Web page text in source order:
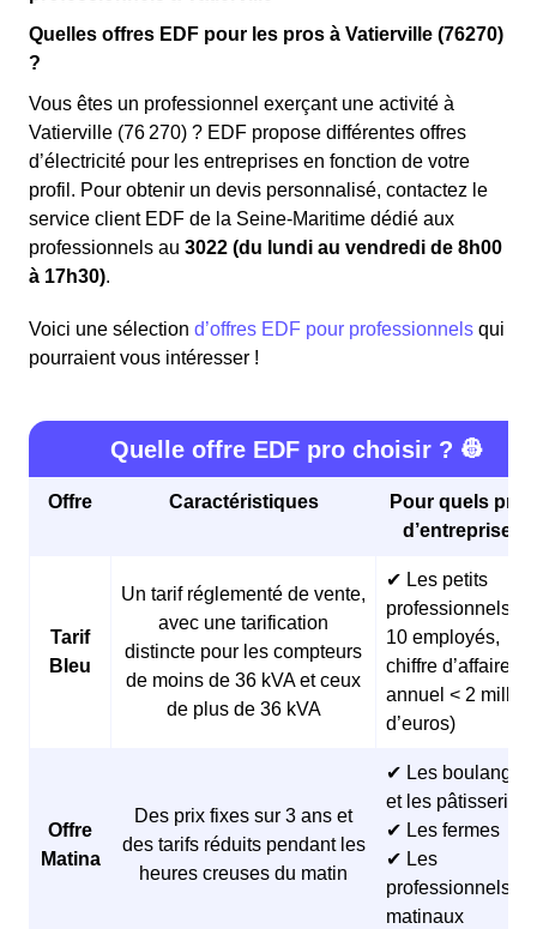
Quelles offres EDF pour les pros à Vatierville (76270)
?
Vous êtes un professionnel exerçant une activité à
Vatierville (76 270) ? EDF propose différentes offres
d’électricité pour les entreprises en fonction de votre
profil. Pour obtenir un devis personnalisé, contactez le
service client EDF de la Seine-Maritime dédié aux
professionnels au 3022 (du lundi au vendredi de 8h00
à 17h30).
Voici une sélection d’offres EDF pour professionnels qui
pourraient vous intéresser !
Quelle offre EDF pro choisir ? 👷
Offre Caractéristiques
Pour quels
d’entreprises
Tarif
Bleu
Un tarif réglementé de vente,
avec une tarification
distincte pour les compteurs
de moins de 36 kVA et ceux
de plus de 36 kVA
✔ Les petits
professionnels (<
10 employés,
chiffre d’affaires
annuel < 2
d’euros)
Offre
Matina
Des prix fixes sur 3 ans et
des tarifs réduits pendant les
heures creuses du matin
✔ Les
et les pâtisseries
✔ Les fermes
✔ Les
professionnels
matinaux